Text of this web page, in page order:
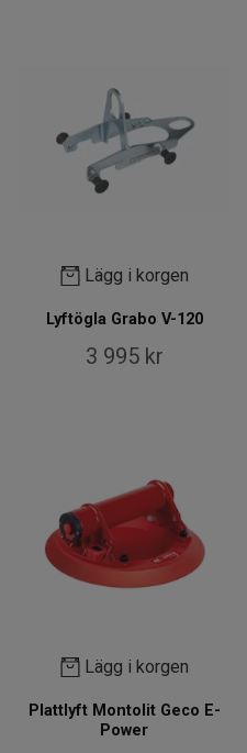
Lägg i korgen
Lyftögla Grabo V-120
3 995 kr
Lägg i korgen
Plattlyft Montolit Geco E-
Power